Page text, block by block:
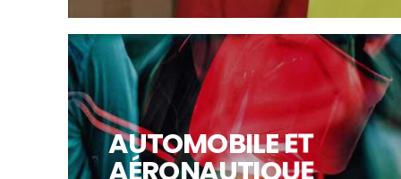
AUTOMOBILE ET
AÉRONAUTIQUE